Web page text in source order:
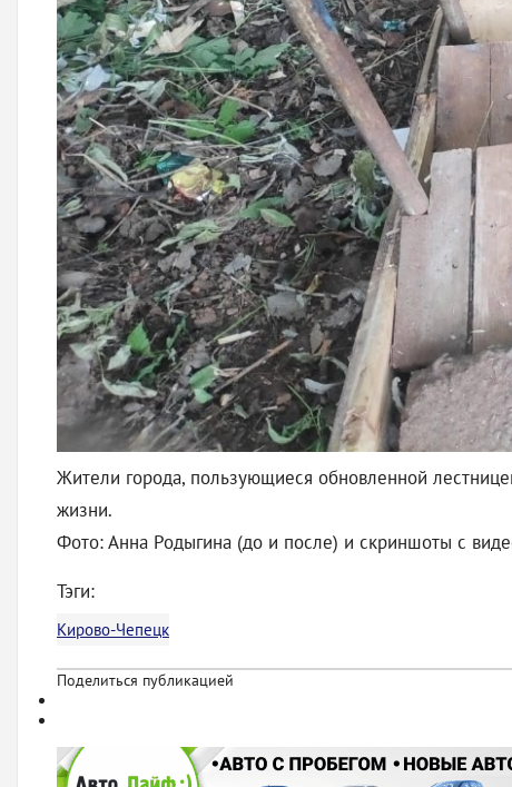
Жители города, пользующиеся обновленной
жизни.
Фото: Анна Родыгина (до и после) и скриншоты с
Тэги:
Кирово-Чепецк
Поделиться публикацией